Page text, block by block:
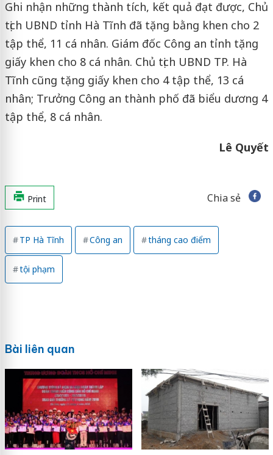
Ghi nhận những thành tích, kết quả đạt được, Chủ
tịch UBND tỉnh Hà Tĩnh đã tặng bằng khen cho 2
tập thể, 11 cá nhân. Giám đốc Công an tỉnh tặng
giấy khen cho 8 cá nhân. Chủ tịch UBND TP. Hà
Tĩnh cũng tặng giấy khen cho 4 tập thể, 13 cá
nhân; Trưởng Công an thành phố đã biểu dương 4
tập thể, 8 cá nhân.
Lê Quyết
Print Chia sẻ
TP Hà Tĩnh Công an tháng cao điểm
tội phạm
Bài liên quan